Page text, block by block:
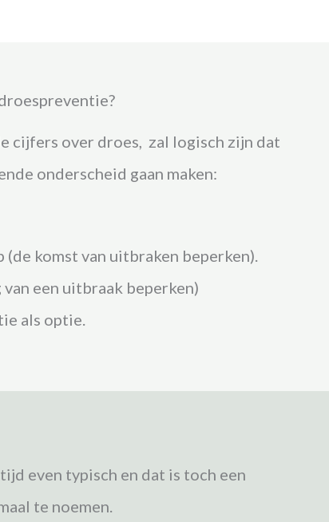
cijfers over droes, zal logisch zijn dat
onderscheid gaan maken:
(de komst van uitbraken beperken).
een uitbraak beperken)
als optie.
even typisch en dat is toch een
te noemen.